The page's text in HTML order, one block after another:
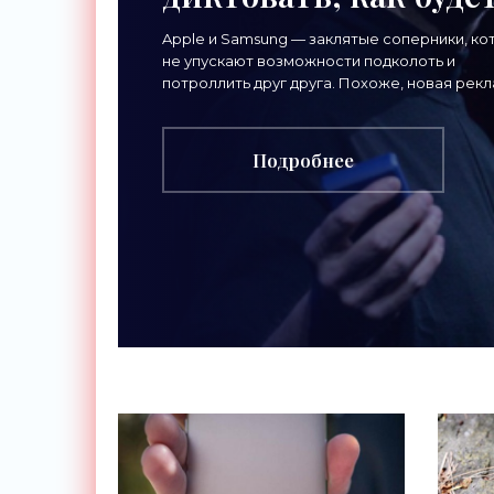
выглядеть ваш
телефон»: Samsung
вспомнила о Стиве
Джобсе в своей
рекламе? -
«Смартфоны»
Apple и Samsung — заклятые соперники,
не упускают возможности подколоть и
потроллить друг друга. Похоже, новая
Подробнее